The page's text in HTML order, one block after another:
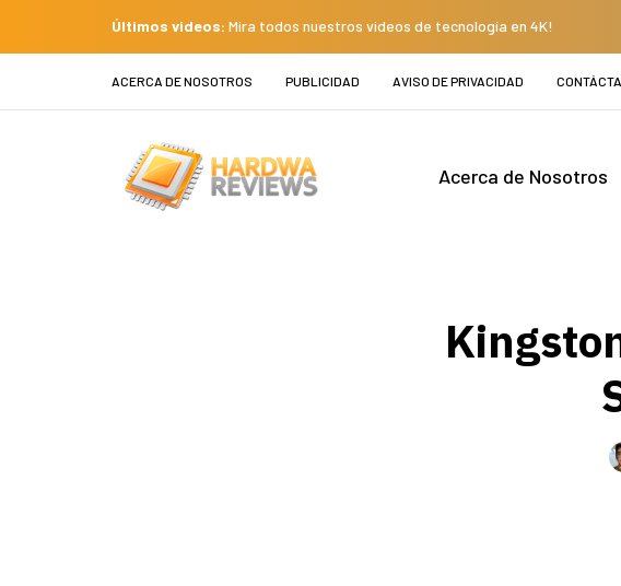
Últimos videos: Mira todos nuestros videos de tecnología en 4K!
ACERCA DE NOSOTROS PUBLICIDAD AVISO DE PRIVACIDAD
Acerca de Nosotros